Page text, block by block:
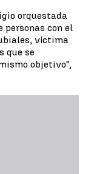
orquestada
personas con el
víctima
que se
objetivo",